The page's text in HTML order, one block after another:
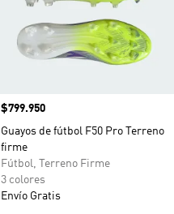
Precio
$799.950
Guayos de fútbol F50 Pro Terreno
firme
Fútbol, Terreno Firme
3 colores
Envío Gratis